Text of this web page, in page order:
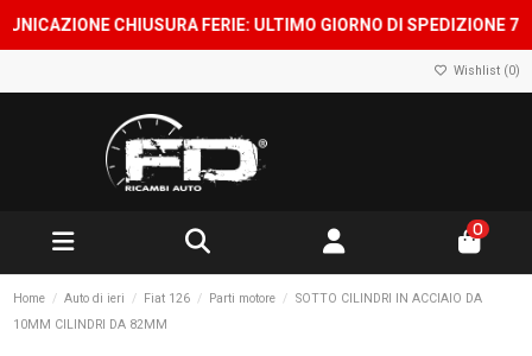
CHIUSURA FERIE: ULTIMO GIORNO DI SPEDIZIONE 7
Wishlist (0)
0
Home Auto di ieri Fiat 126 Parti motore
SOTTO CILINDRI IN ACCIAIO DA
10MM CILINDRI DA 82MM